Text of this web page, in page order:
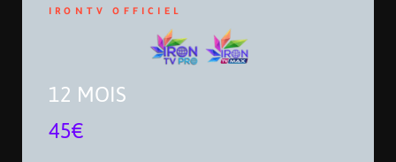
IRONTV OFFICIEL
12 MOIS
45€